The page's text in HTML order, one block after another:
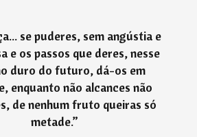
se puderes, sem angústia e
e os passos que deres, nesse
duro do futuro, dá-os em
enquanto não alcances não
de nenhum fruto queiras só
metade.”